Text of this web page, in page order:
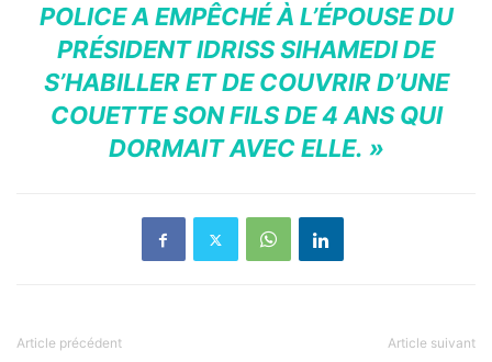
POLICE A EMPÊCHÉ À L’ÉPOUSE DU
PRÉSIDENT IDRISS SIHAMEDI DE
S’HABILLER ET DE COUVRIR D’UNE
COUETTE SON FILS DE 4 ANS QUI
DORMAIT AVEC ELLE. »
Article précédent Article suivant